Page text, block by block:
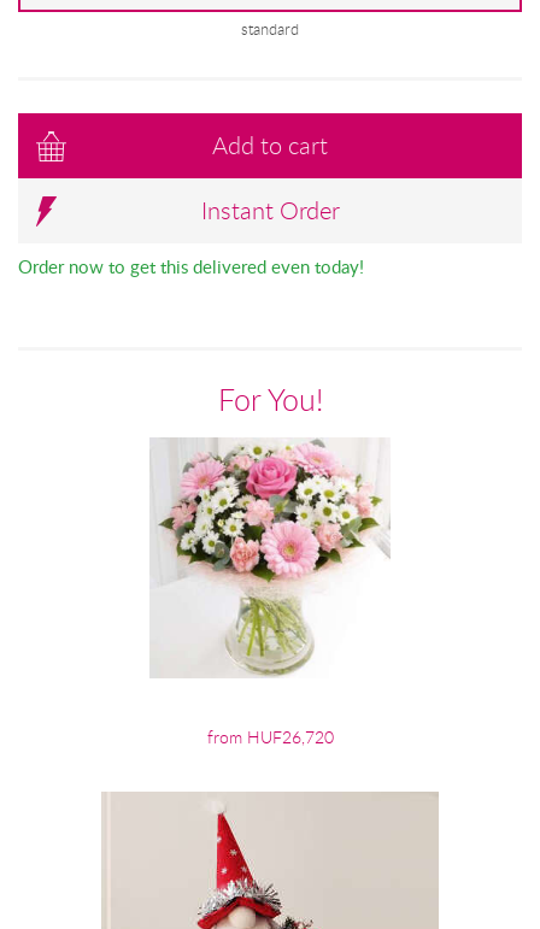
standard
Add to cart
Instant Order
Order now to get this delivered even today!
For You!
from HUF26,720